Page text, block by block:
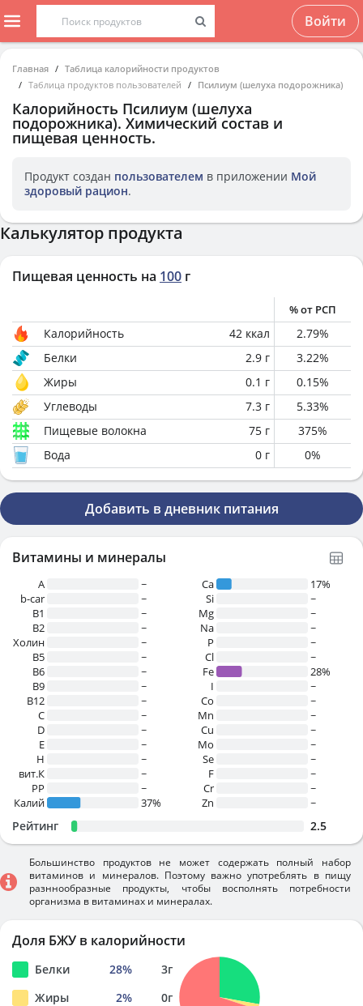
Войти
Главная
Таблица калорийности продуктов
Таблица продуктов пользователей
Псилиум (шелуха подорожника)
Калорийность Псилиум (шелуха
подорожника). Химический состав и
пищевая ценность.
Продукт создан пользователем в приложении Мой
здоровый рацион.
Калькулятор продукта
Пищевая ценность на 100 г
% от РСП
Калорийность 42 ккал 2.79%
Белки
2.9 г 3.22%
Жиры
0.1 г 0.15%
Углеводы
7.3 г 5.33%
Пищевые волокна
75 г 375%
Вода
0 г 0%
Добавить в дневник питания
Витамины и минералы
A
~
b-car
~
В1
~
B2
~
Холин
~
B5
~
B6
~
B9
~
B12
~
C
~
D
~
E
~
H
~
вит.К
~
PP
~
Калий
37%
Ca
17%
Si
~
Mg
~
Na
~
P
~
Cl
~
Fe
28%
I
~
Co
~
Mn
~
Cu
~
Mo
~
Se
~
F
~
Cr
~
Zn
~
Рейтинг 2.5
Большинство продуктов не может содержать полный набор
витаминов и минералов. Поэтому важно употреблять в пищу
разннообразные продукты, чтобы восполнять потребности
организма в витаминах и минералах.
Доля БЖУ в калорийности
Белки 28% 3г
Жиры
2% 0г